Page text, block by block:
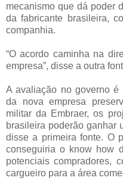
mecanismo que dá poder
da fabricante brasileira,
companhia.
“O acordo caminha na
empresa”, disse a outra
A avaliação no governo
da nova empresa
militar da Embraer, os
brasileira poderão ganhar
disse a primeira fonte. O
conseguiria o know how
potenciais compradores,
cargueiro para a área